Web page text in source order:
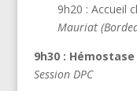
9h20 : Accueil
Mauriat
9h30 :
Session DPC